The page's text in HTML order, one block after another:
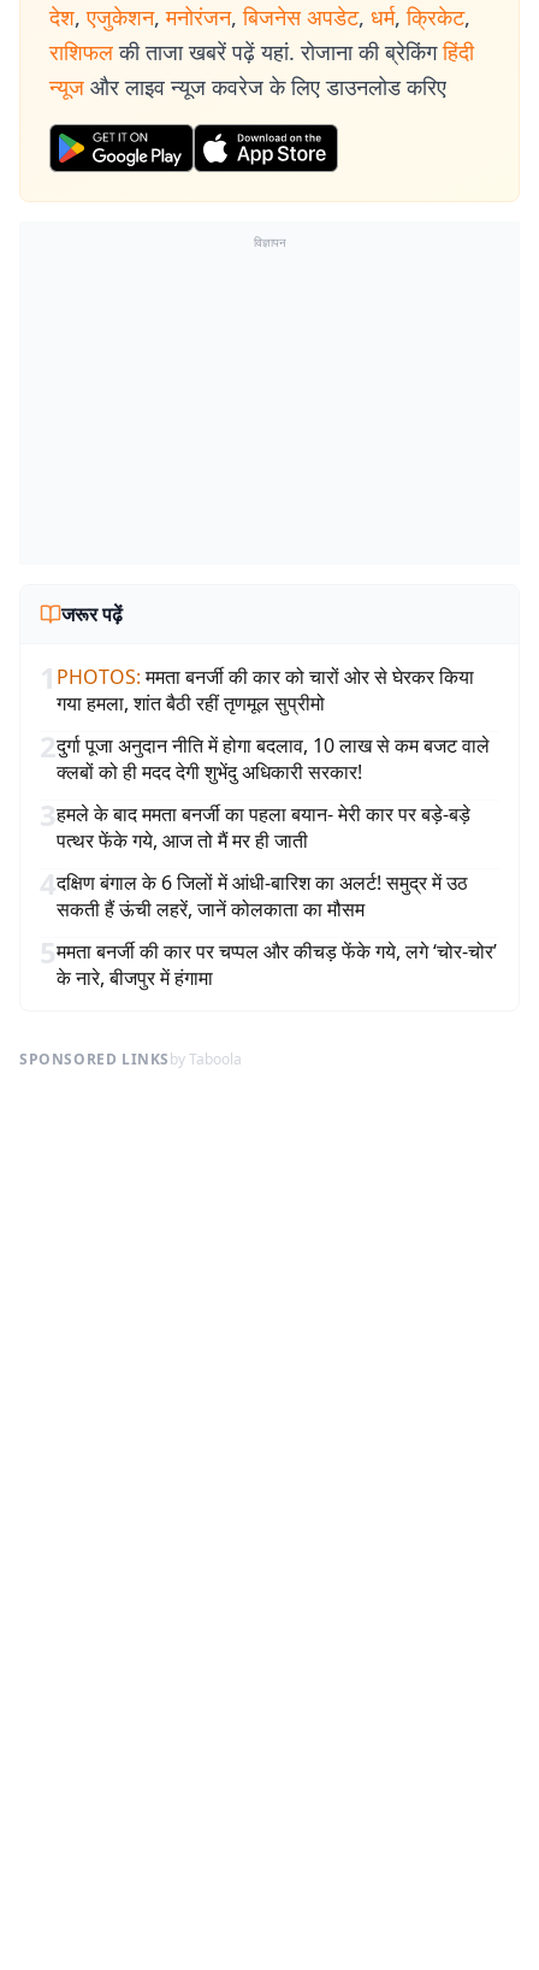
देश, एजुकेशन, मनोरंजन, बिजनेस अपडेट, धर्म, क्रिकेट,
राशिफल की ताजा खबरें पढ़ें यहां. रोजाना की ब्रेकिंग हिंदी
न्यूज और लाइव न्यूज कवरेज के लिए डाउनलोड करिए
विज्ञापन
जरूर पढ़ें
1 PHOTOS: ममता बनर्जी की कार को चारों ओर से घेरकर किया
गया हमला, शांत बैठी रहीं तृणमूल सुप्रीमो
2दुर्गा पूजा अनुदान नीति में होगा बदलाव, 10 लाख से कम बजट वाले
क्लबों को ही मदद देगी शुभेंदु अधिकारी सरकार!
3हमले के बाद ममता बनर्जी का पहला बयान- मेरी कार पर बड़े-बड़े
पत्थर फेंके गये, आज तो मैं मर ही जाती
4दक्षिण बंगाल के 6 जिलों में आंधी-बारिश का अलर्ट! समुद्र में उठ
सकती हैं ऊंची लहरें, जानें कोलकाता का मौसम
5ममता बनर्जी की कार पर चप्पल और कीचड़ फेंके गये, लगे ‘चोर-चोर’
के नारे, बीजपुर में हंगामा
SPONSORED LINKSby Taboola